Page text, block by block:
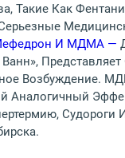
Такие Как
И МДМА —
Возбуждение.
Аналогичный
Судороги